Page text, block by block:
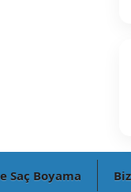
Saç Boyama